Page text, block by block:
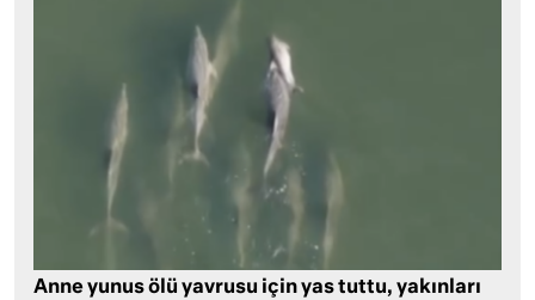
Anne yunus ölü yavrusu için yas tuttu, yakınları